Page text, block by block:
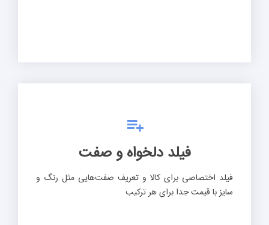
فیلد دلخواه و صفت
فیلد اختصاصی برای کالا و تعریف صفت‌هایی مثل رنگ و
سایز با قیمت جدا برای هر ترکیب